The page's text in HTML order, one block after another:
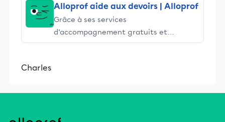
Alloprof aide aux devoirs | Alloprof
Grâce à ses services
d’accompagnement gratuits et
stimulants, Alloprof engage les élèves
Charles